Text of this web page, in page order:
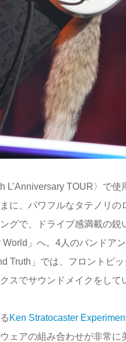
L’Anniversary TOUR〉で使
に、パワフルなタテノリ
グで、ドライブ感満載の
」へ。4人のバンドア
Truth」では、フロントピ
スでサウンドメイクをして
Ken Stratocaster
ェアの組み合わせが非常